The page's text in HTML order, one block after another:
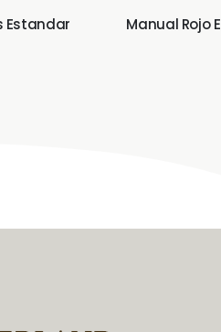
Estandar Manual Rojo